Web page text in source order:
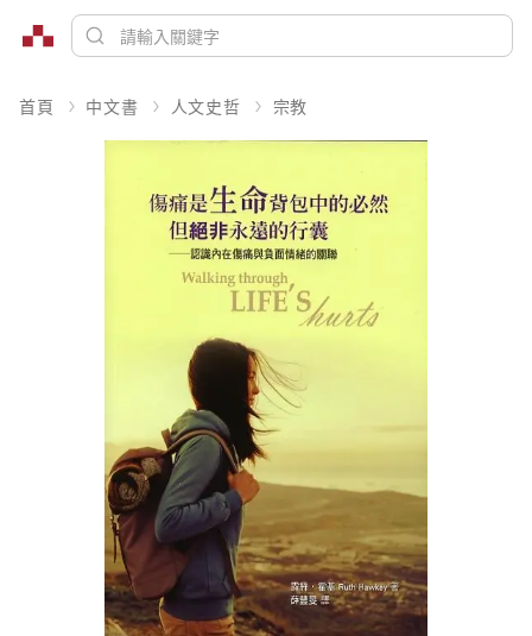
首頁 中文書 人文史哲 宗教